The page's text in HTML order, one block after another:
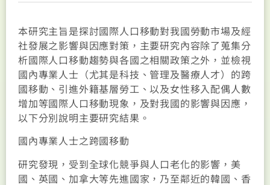
本研究主旨是探討國際人口移動對我國勞動市場及經
社發展之影響與因應對策，主要研究內容除了蒐集分
析國際人口移動趨勢與各國之相關政策之外，並檢視
國內專業人士（尤其是科技、管理及醫療人才）的跨
國移動、引進外籍基層勞工、以及女性移入配偶人數
增加等國際人口移動現象，及對我國的影響與因應，
以下分別說明主要研究結果。
國內專業人士之跨國移動
研究發現，受到全球化競爭與人口老化的影響，美
國、英國、加拿大等先進國家，乃至鄰近的韓國、香